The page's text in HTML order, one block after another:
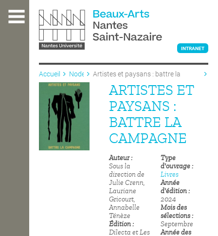
contenu
L'ÉCOLE
ENSEIGNEMENT
INTRANET
Accueil Node
Artistes et paysans : battre la
ARTISTES ET
PAYSANS :
BATTRE LA
CAMPAGNE
Auteur
Sous la
direction de
Julie Crenn,
Lauriane
Gricourt,
Annabelle
Ténèze
Édition
Dilecta et Les
Type
d'ouvrage
Livres
Année
d'édition
2024
Mois des
sélections
Septembre
Année des